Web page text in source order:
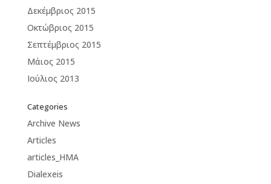
Δεκέμβριος 2015
Οκτώβριος 2015
Σεπτέμβριος 2015
Μάιος 2015
Ιούλιος 2013
Categories
Archive News
Articles
articles_HMA
Dialexeis